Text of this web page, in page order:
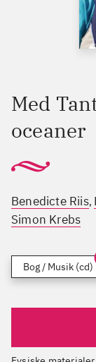
Med
oceaner
Benedicte Riis,
Simon Krebs
Bog / Musik (cd)